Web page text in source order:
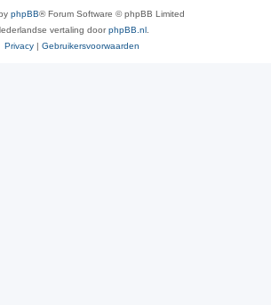
phpBB® Forum Software © phpBB Limited
vertaling doorphpBB.nl
Privacy | Gebruikersvoorwaarden